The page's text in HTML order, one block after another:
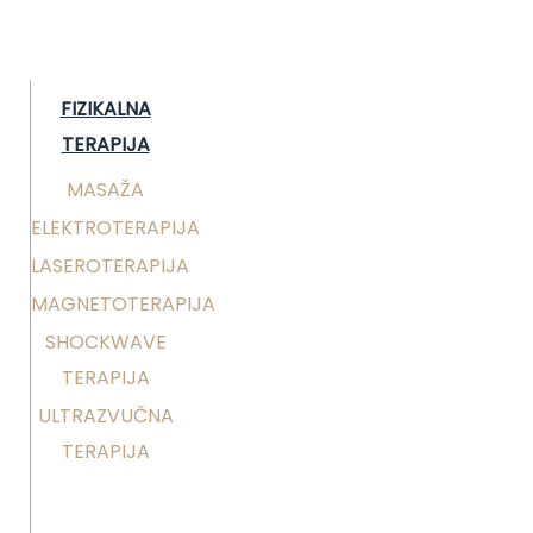
FIZIKALNA
TERAPIJA
MASAŽA
ELEKTROTERAPIJA
LASEROTERAPIJA
MAGNETOTERAPIJA
SHOCKWAVE
TERAPIJA
ULTRAZVUČNA
TERAPIJA